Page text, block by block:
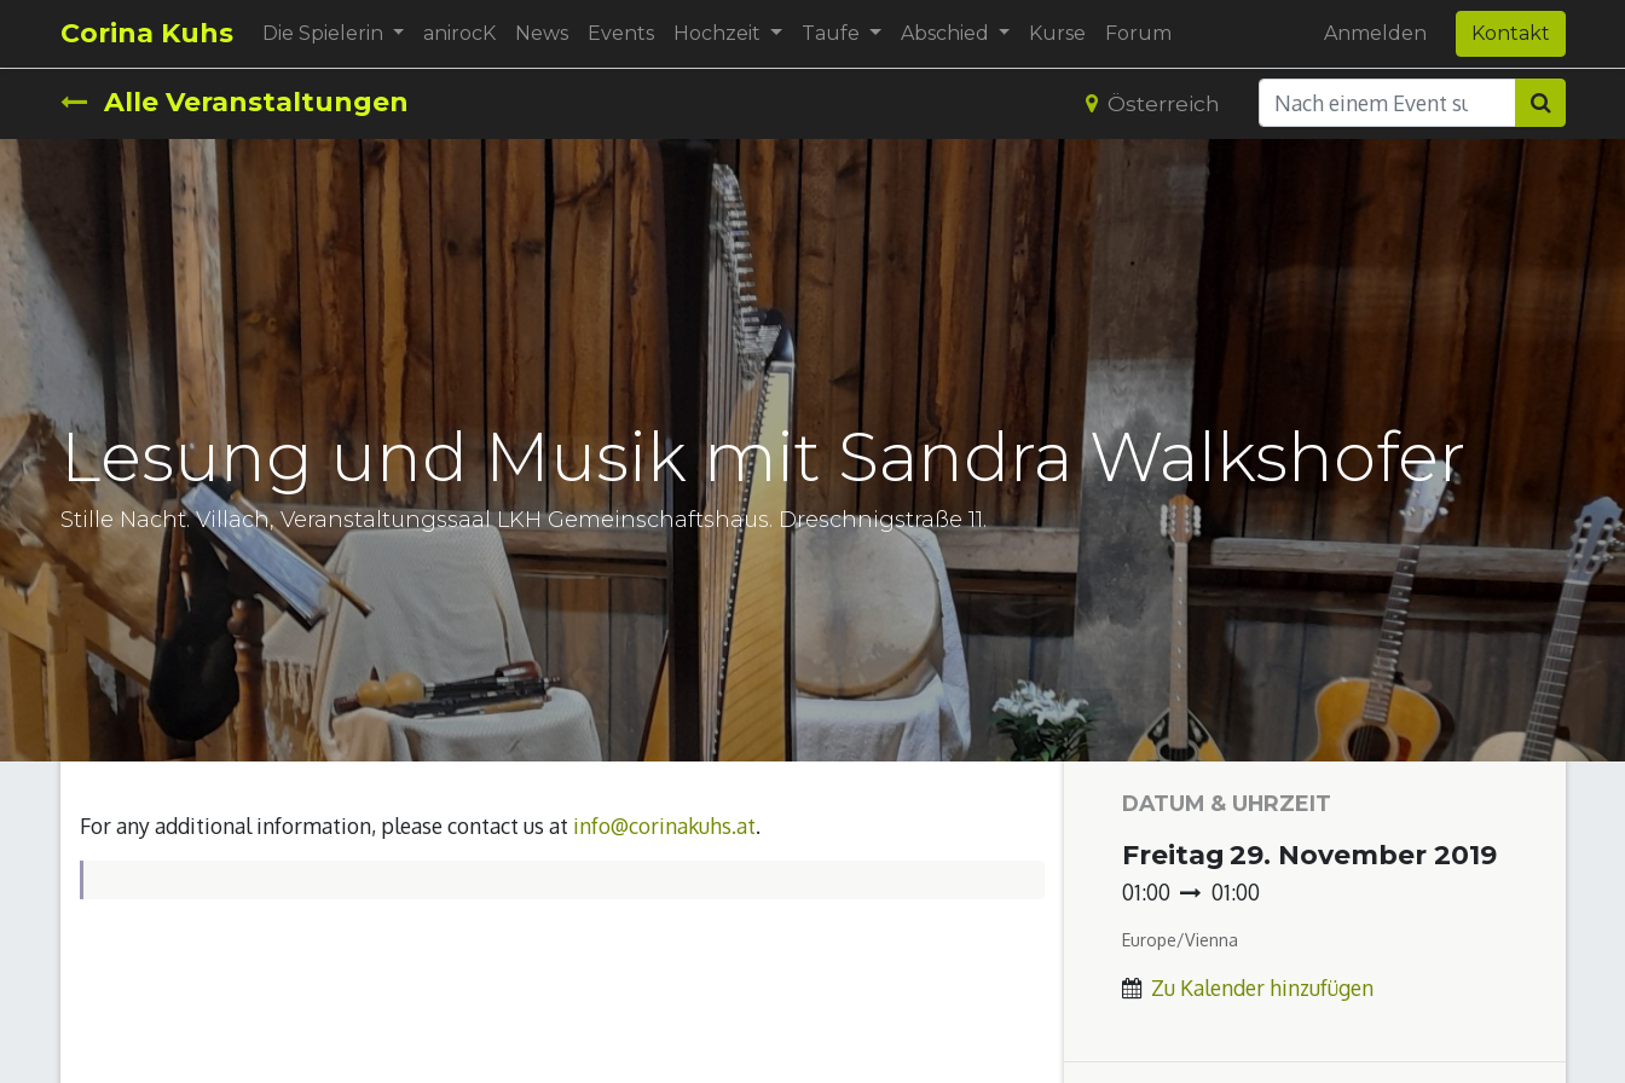
Corina Kuhs Die Spielerin anirocK News Events Hochzeit Taufe Abschied Kurse Forum Anmelden Kontakt
Alle Veranstaltungen Österreich
Lesung und Musik mit Sandra Walkshofer
Stille Nacht. Villach, Veranstaltungssaal LKH Gemeinschaftshaus. Dreschnigstraße 11.
For any additional information, please contact us at info@corinakuhs.at.
DATUM & UHRZEIT
Freitag 29. November 2019
01:00 01:00
Europe/Vienna
Zu Kalender hinzufügen